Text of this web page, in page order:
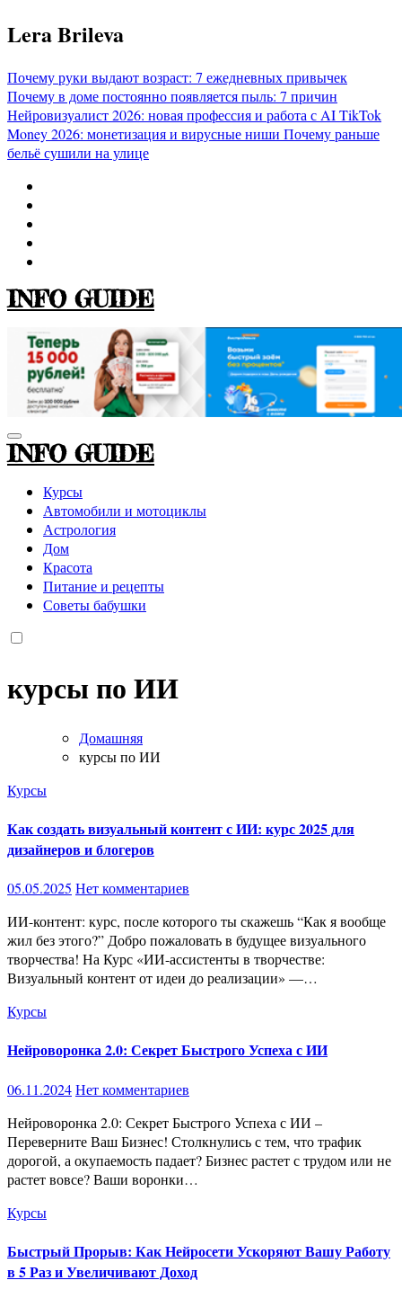
Перейти
к
Lera Brileva
Почему руки выдают возраст: 7 ежедневных привычек
Почему в доме постоянно появляется пыль: 7 причин
Нейровизуалист 2026: новая профессия и работа с AITikTok
Money 2026: монетизация и вирусные ниши Почему раньше
бельё сушили на улице
INFO GUIDE
INFO GUIDE
Курсы
Автомобили и мотоциклы
Астрология
Дом
Красота
Питание и рецепты
Советы бабушки
курсы по ИИ
Домашняя
курсы по ИИ
Курсы
Как создать визуальный контент с ИИ: курс 2025 для
дизайнеров и блогеров
05.05.2025 Нет комментариев
ИИ-контент: курс, после которого ты скажешь “Как я вообще
жил без этого?” Добро пожаловать в будущее визуального
творчества! На Курс «ИИ-ассистенты в творчестве:
Визуальный контент от идеи до реализации» —…
Курсы
Нейроворонка 2.0: Секрет Быстрого Успеха с ИИ
06.11.2024Нет комментариев
Нейроворонка 2.0: Секрет Быстрого Успеха с ИИ –
Переверните Ваш Бизнес! Столкнулись с тем, что трафик
дорогой, а окупаемость падает? Бизнес растет с трудом или не
растет вовсе? Ваши воронки…
Курсы
Быстрый Прорыв: Как Нейросети Ускоряют Вашу Работу
в 5 Раз и Увеличивают Доход